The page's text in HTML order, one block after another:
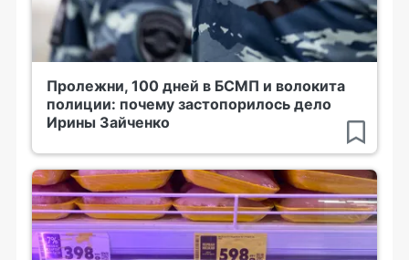
Пролежни, 100 дней в БСМП и волокита
полиции: почему застопорилось дело
Ирины Зайченко